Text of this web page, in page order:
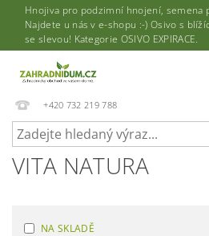
Hnojiva pro podzimní hnojení, semena
Najdete u nás v e-shopu :-) Osivo s
se slevou! Kategorie OSIVO EXPIRACE.
+420 732 219 788
VITA NATURA
NA SKLADĚ